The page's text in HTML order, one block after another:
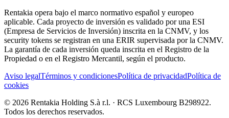
Rentakia opera bajo el marco normativo español y europeo
aplicable. Cada proyecto de inversión es validado por una ESI
(Empresa de Servicios de Inversión) inscrita en la CNMV, y los
security tokens se registran en una ERIR supervisada por la CNMV.
La garantía de cada inversión queda inscrita en el Registro de la
Propiedad o en el Registro Mercantil, según el producto.
Aviso legalTérminos y condicionesPolítica de privacidadPolítica de
cookies
© 2026 Rentakia Holding S.à r.l. · RCS Luxembourg B298922.
Todos los derechos reservados.